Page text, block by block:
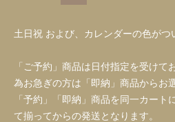
土日祝 および、カレンダーの色がつ
「ご予約」商品は日付指定を受けて
為お急ぎの方は「即納」商品からお
「予約」「即納」商品を同一カート
て揃ってからの発送となります。